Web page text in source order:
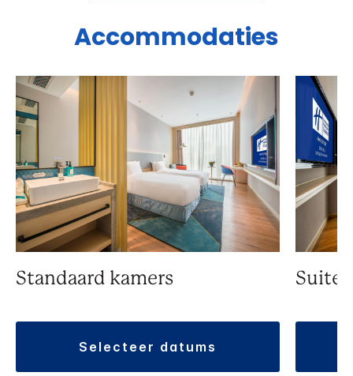
Accommodaties
Standaard kamers
selecteer datums
Suite